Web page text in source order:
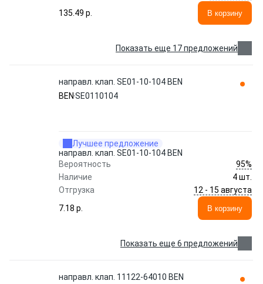
135.49 p.
В корзину
Показать еще 17 предложений
направл. клап. SE01-10-104 BEN
BEN SE0110104
Лучшее предложение
направл. клап. SE01-10-104 BEN
Вероятность
95%
Наличие
4 шт.
Отгрузка
12 - 15 августа
7.18 p.
В корзину
Показать еще 6 предложений
направл. клап. 11122-64010 BEN